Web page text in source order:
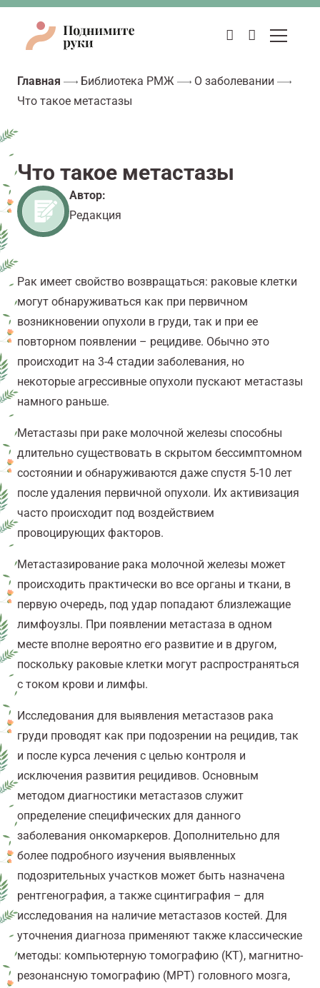
Главная Библиотека РМЖ
О заболевании
Что такое метастазы
Что такое метастазы
Автор:
Редакция
Рак имеет свойство возвращаться: раковые клетки
могут обнаруживаться как при первичном
возникновении опухоли в груди, так и при ее
повторном появлении – рецидиве. Обычно это
происходит на 3-4 стадии заболевания, но
некоторые агрессивные опухоли пускают метастазы
намного раньше.
Метастазы при раке молочной железы способны
длительно существовать в скрытом бессимптомном
состоянии и обнаруживаются даже спустя 5-10 лет
после удаления первичной опухоли. Их активизация
часто происходит под воздействием
провоцирующих факторов.
Метастазирование рака молочной железы может
происходить практически во все органы и ткани, в
первую очередь, под удар попадают близлежащие
лимфоузлы. При появлении метастаза в одном
месте вполне вероятно его развитие и в другом,
поскольку раковые клетки могут распространяться
с током крови и лимфы.
Исследования для выявления метастазов рака
груди проводят как при подозрении на рецидив, так
и после курса лечения с целью контроля и
исключения развития рецидивов. Основным
методом диагностики метастазов служит
определение специфических для данного
заболевания онкомаркеров. Дополнительно для
более подробного изучения выявленных
подозрительных участков может быть назначена
рентгенография, а также сцинтиграфия – для
исследования на наличие метастазов костей. Для
уточнения диагноза применяют также классические
методы: компьютерную томографию (КТ), магнитно-
резонансную томографию (МРТ) головного мозга,